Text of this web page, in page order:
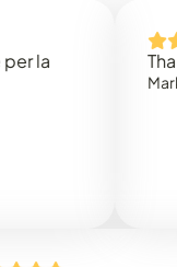
Thank
Mark N.